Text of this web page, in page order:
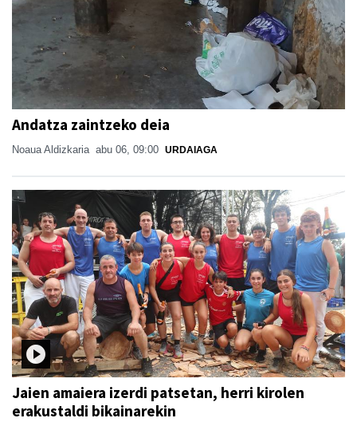
Andatza zaintzeko deia
Noaua Aldizkaria abu 06, 09:00 URDAIAGA
Jaien amaiera izerdi patsetan, herri kirolen
erakustaldi bikainarekin